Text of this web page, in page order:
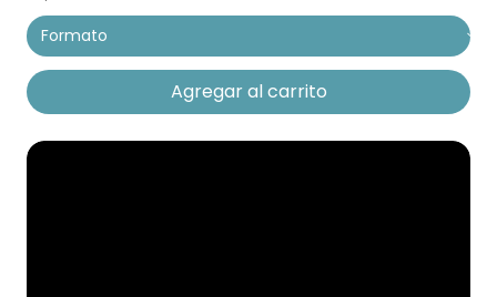
Agregar al carrito